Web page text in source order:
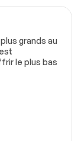
grands au
le plus bas